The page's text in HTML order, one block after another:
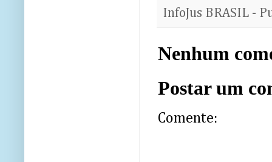
InfoJus BRASIL -
Nenhum
Postar um
Comente: